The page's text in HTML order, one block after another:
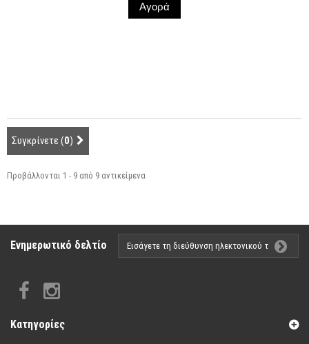
Αγορά
Συγκρίνετε (0)
Προβάλλονται 1 - 9 από 9 αντικείμενα
Ενημερωτικό δελτίο
Κατηγορίες